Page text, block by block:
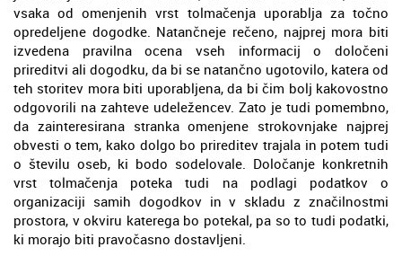
vsaka od omenjenih vrst tolmačenja uporablja za točno
opredeljene dogodke. Natančneje rečeno, najprej mora biti
izvedena pravilna ocena vseh informacij o določeni
prireditvi ali dogodku, da bi se natančno ugotovilo, katera od
teh storitev mora biti uporabljena, da bi čim bolj kakovostno
odgovorili na zahteve udeležencev. Zato je tudi pomembno,
da zainteresirana stranka omenjene strokovnjake najprej
obvesti o tem, kako dolgo bo prireditev trajala in potem tudi
o številu oseb, ki bodo sodelovale. Določanje konkretnih
vrst tolmačenja poteka tudi na podlagi podatkov o
organizaciji samih dogodkov in v skladu z značilnostmi
prostora, v okviru katerega bo potekal, pa so to tudi podatki,
ki morajo biti pravočasno dostavljeni.